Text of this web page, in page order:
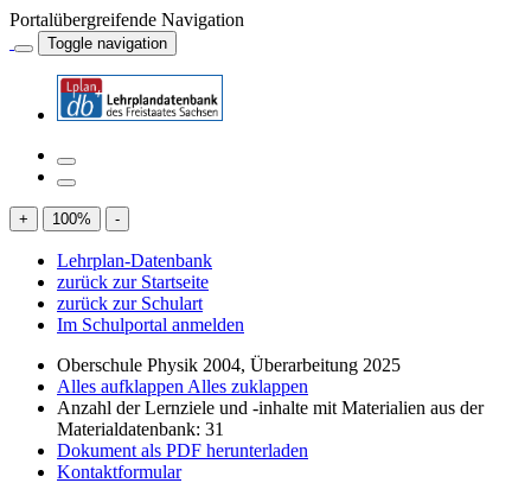
Portalübergreifende Navigation
Toggle navigation
+ 100% -
Lehrplan-Datenbank
zurück zur Startseite
zurück zur Schulart
Im Schulportal anmelden
Oberschule Physik 2004, Überarbeitung 2025
Alles aufklappen Alles zuklappen
Anzahl der Lernziele und -inhalte mit Materialien aus der
Materialdatenbank: 31
Dokument als PDF herunterladen
Kontaktformular